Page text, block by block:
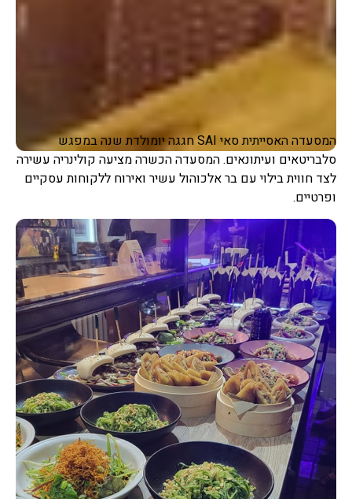
המסעדה האסייתית סאי SAI חגגה יומולדת שנה במפגש
סלבריטאים ועיתונאים. המסעדה הכשרה מציעה קולינריה עשירה
לצד חווית בילוי עם בר אלכוהול עשיר ואירוח ללקוחות עסקיים
ופרטיים.